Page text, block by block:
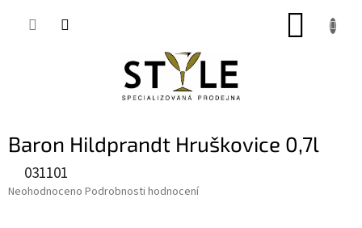
Baron Hildprandt Hruškovice 0,7l
031101
Průměrné
Neohodnoceno Podrobnosti hodnocení